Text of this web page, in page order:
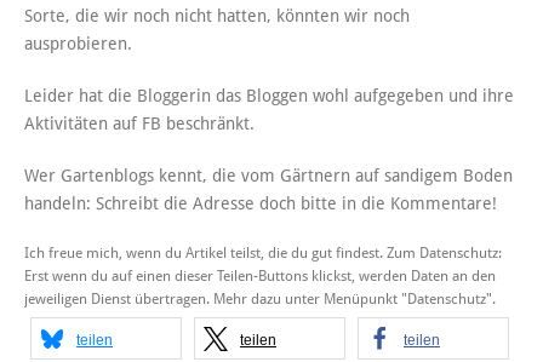
Sorte, die wir noch nicht hatten, könnten wir noch
ausprobieren.
Leider hat die Bloggerin das Bloggen wohl aufgegeben und ihre
Aktivitäten auf FB beschränkt.
Wer Gartenblogs kennt, die vom Gärtnern auf sandigem Boden
handeln: Schreibt die Adresse doch bitte in die Kommentare!
Ich freue mich, wenn du Artikel teilst, die du gut findest. Zum Datenschutz:
Erst wenn du auf einen dieser Teilen-Buttons klickst, werden Daten an den
jeweiligen Dienst übertragen. Mehr dazu unter Menüpunkt "Datenschutz".
teilen teilen teilen